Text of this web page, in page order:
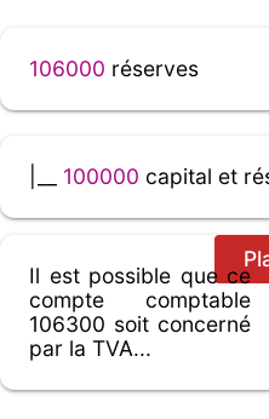
106000 réserves
100000 capital et
Il est possible que ce
compte comptable
106300 soit concerné
par la TVA...